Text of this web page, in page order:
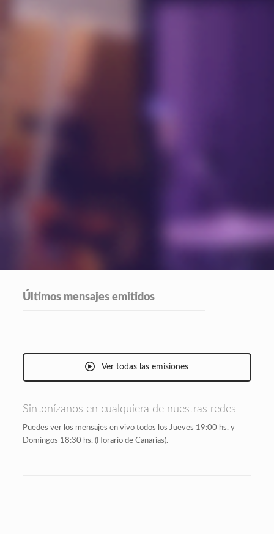
Últimos mensajes emitidos
Ver todas las emisiones
Sintonízanos en cualquiera de nuestras redes
Puedes ver los mensajes en vivo todos los Jueves 19:00 hs. y
Domingos 18:30 hs. (Horario de Canarias).